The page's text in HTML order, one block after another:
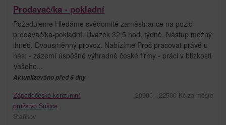
Prodavač/ka - pokladní
Požadujeme Hledáme svědomité zaměstnance na pozici
prodavač/ka-pokladní. Úvazek 32,5 hod. týdně. Nástup možný
ihned. Dvousměnný provoz. Nabízíme Proč pracovat právě u
nás: - zázemí úspěšné výhradně české firmy - práci v blízkosti
Vašeho...
Aktualizováno před 6 dny
Západočeské konzumní
družstvo Sušice
Staňkov
20900 - 22500 Kč za měsíc